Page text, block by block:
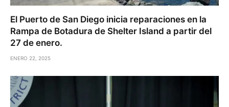
El Puerto de San Diego inicia reparaciones en la
Rampa de Botadura de Shelter Island a partir del
27 de enero.
ENERO 22, 2025